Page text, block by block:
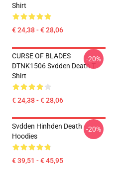
Shirt
€ 24,38 - € 28,06
CURSE OF BLADES
DTNK1506 Svdden Death T-
Shirt
€ 24,38 - € 28,06
-20%
Svdden Hinhden Death
Hoodies
€ 39,51 - € 45,95
-20%